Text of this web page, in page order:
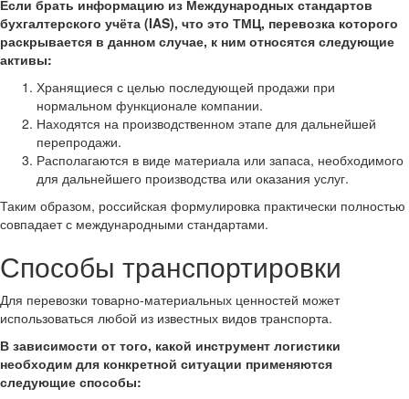
Если брать информацию из Международных стандартов
бухгалтерского учёта (IAS), что это ТМЦ, перевозка которого
раскрывается в данном случае, к ним относятся следующие
активы:
Хранящиеся с целью последующей продажи при
нормальном функционале компании.
Находятся на производственном этапе для дальнейшей
перепродажи.
Располагаются в виде материала или запаса, необходимого
для дальнейшего производства или оказания услуг.
Таким образом, российская формулировка практически полностью
совпадает с международными стандартами.
Способы транспортировки
Для перевозки товарно-материальных ценностей может
использоваться любой из известных видов транспорта.
В зависимости от того, какой инструмент логистики
необходим для конкретной ситуации применяются
следующие способы: